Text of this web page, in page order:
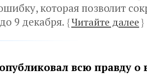
которая позволит
9 декабря. {Читайте далее}
всю правду о